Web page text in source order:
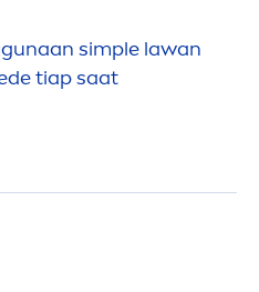
simple lawan
tiap saat